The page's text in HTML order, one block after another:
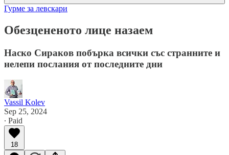
Гурме за левскари
Обезцененото лице назаем
Наско Сираков побърка всички със странните и
нелепи послания от последните дни
Vassil Kolev
Sep 25, 2024
∙ Paid
18